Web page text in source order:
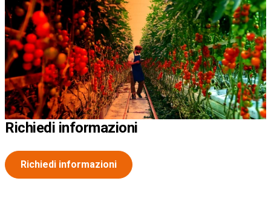
Richiedi informazioni
Richiedi informazioni